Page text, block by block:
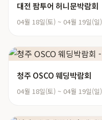
대전 팜투어 허니문박람회
04월 18일(토) ~ 04월 19일(일)
청주 OSCO 웨딩박람회
04월 18일(토) ~ 04월 19일(일)